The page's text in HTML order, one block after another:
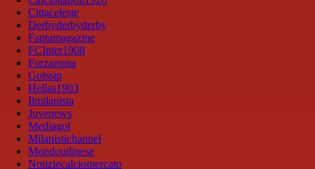
Cittaceleste
Derbyderbyderby
Fantamagazine
FCInter1908
Forzaroma
Golssip
Hellas1903
Ilmilanista
Juvenews
Mediagol
Milanistichannel
Mondoudinese
Notiziecalciomercato